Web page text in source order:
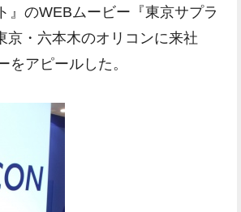
』のWEBムービー『東京サプラ
京・六本木のオリコンに来社
をアピールした。